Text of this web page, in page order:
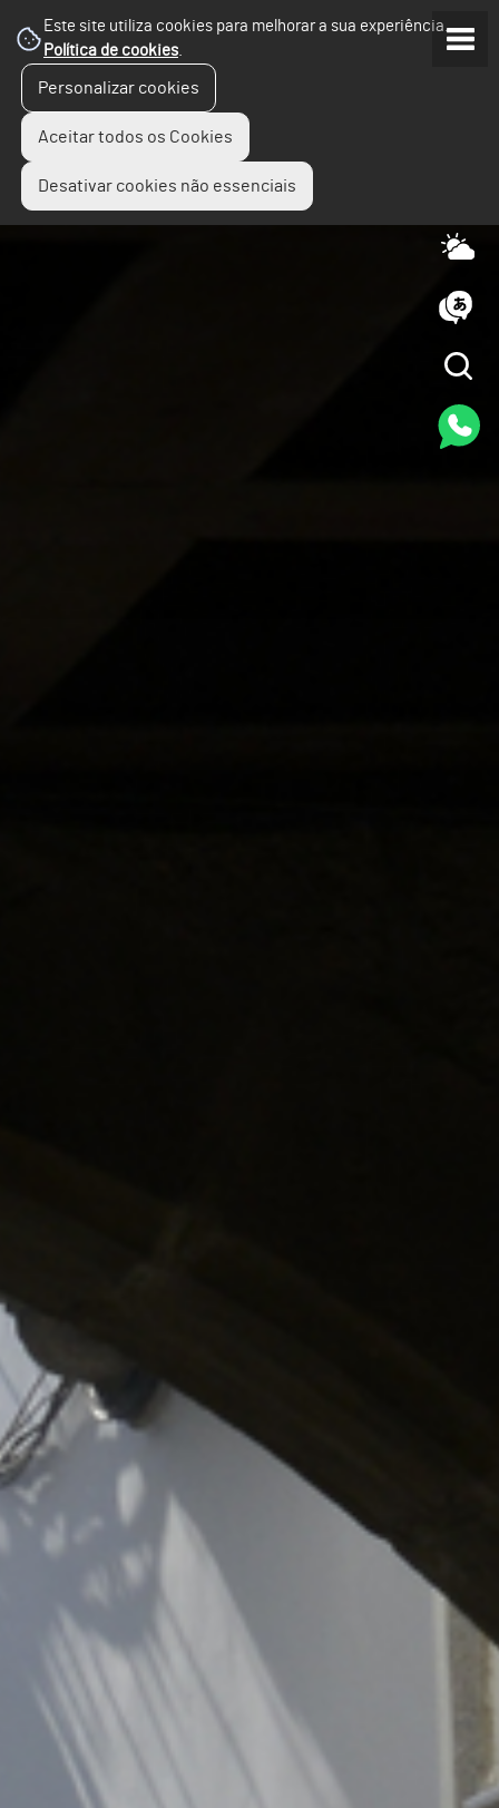
Este site utiliza cookies para melhorar a sua experiência.
Política de cookies.
Personalizar cookies
Aceitar todos os Cookies
Desativar cookies não essenciais